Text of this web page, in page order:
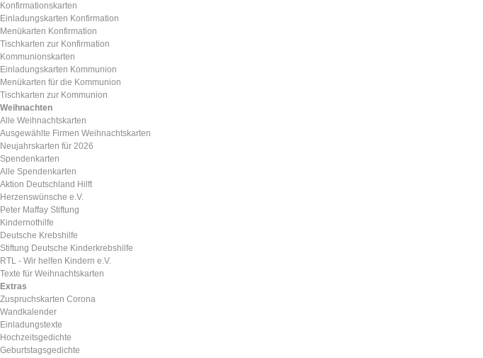
Konfirmationskarten
Einladungskarten Konfirmation
Menükarten Konfirmation
Tischkarten zur Konfirmation
Kommunionskarten
Einladungskarten Kommunion
Menükarten für die Kommunion
Tischkarten zur Kommunion
Weihnachten
Alle Weihnachtskarten
Ausgewählte Firmen Weihnachtskarten
Neujahrskarten für 2026
Spendenkarten
Alle Spendenkarten
Aktion Deutschland Hilft
Herzenswünsche e.V.
Peter Maffay Stiftung
Kindernothilfe
Deutsche Krebshilfe
Stiftung Deutsche Kinderkrebshilfe
RTL - Wir helfen Kindern e.V.
Texte für Weihnachtskarten
Extras
Zuspruchskarten Corona
Wandkalender
Einladungstexte
Hochzeitsgedichte
Geburtstagsgedichte